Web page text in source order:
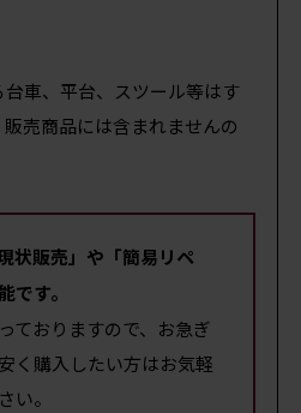
台車、平台、スツール等はす
売商品には含まれませんの
状販売」や「簡易リペ
です。
ておりますので、お急ぎ
く購入したい方はお気軽
い。